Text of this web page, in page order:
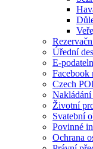
Úřední
E-
Facebook
Czech
Nakládání
Životní
Svatební
Povinné
Ochrana